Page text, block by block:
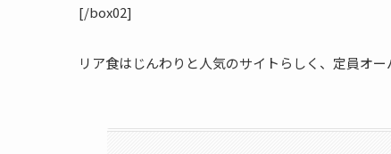
[/box02]
リア食はじんわりと人気のサイトらしく、定員オ